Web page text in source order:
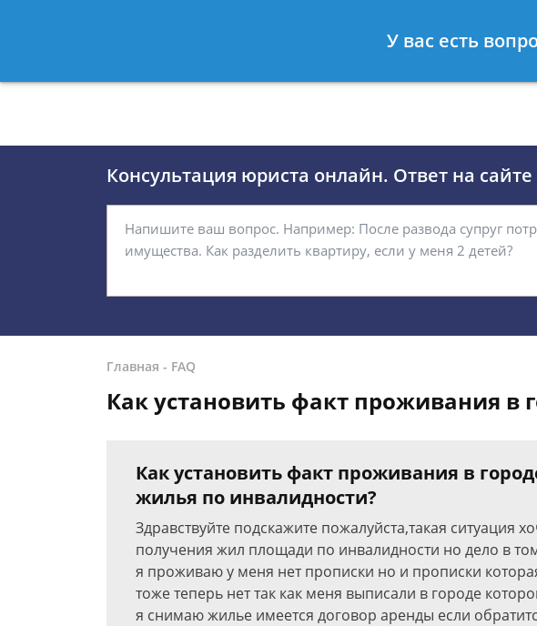
8 812 509-27-47
Консультация юриста онлайн. Ответ на
Главная - FAQ
Как установить факт проживания в
Как установить факт проживания в
жилья по инвалидности?
Здравствуйте подскажите пожалуйста,такая ситуация
получения жил площади по инвалидности но дело в
я проживаю у меня нет прописки но и прописки
тоже теперь нет так как меня выписали в городе
я снимаю жилье имеется договор аренды если
У вас есть